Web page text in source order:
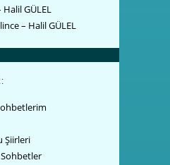
Halil GÜLEL
– Halil GÜLEL
Şiirleri